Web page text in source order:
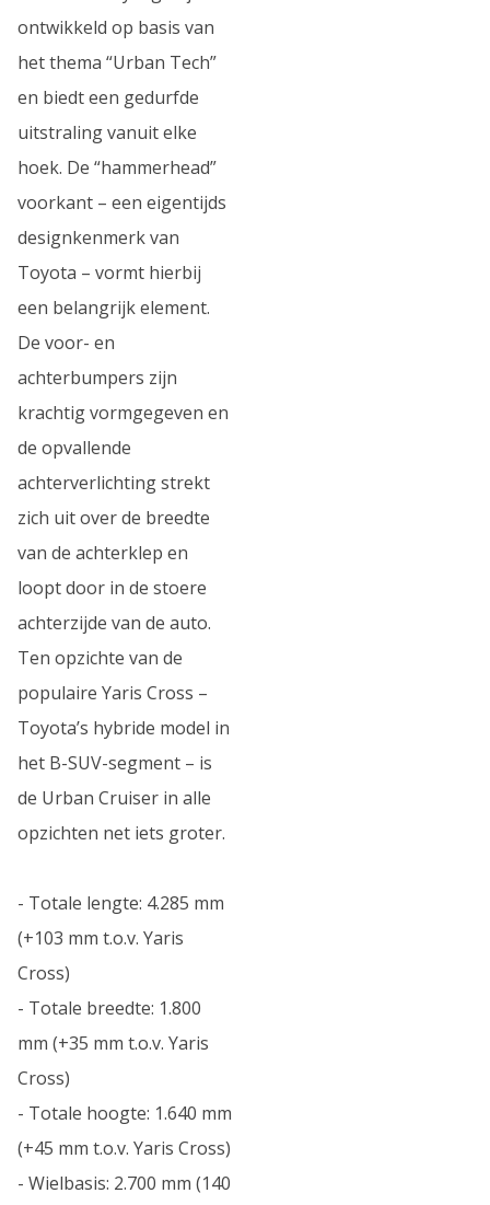
ontwikkeld op basis van
het thema “Urban Tech”
en biedt een gedurfde
uitstraling vanuit elke
hoek. De “hammerhead”
voorkant – een eigentijds
designkenmerk van
Toyota – vormt hierbij
een belangrijk element.
De voor- en
achterbumpers zijn
krachtig vormgegeven en
de opvallende
achterverlichting strekt
zich uit over de breedte
van de achterklep en
loopt door in de stoere
achterzijde van de auto.
Ten opzichte van de
populaire Yaris Cross –
Toyota’s hybride model in
het B-SUV-segment – is
de Urban Cruiser in alle
opzichten net iets groter.
- Totale lengte: 4.285 mm
(+103 mm t.o.v. Yaris
Cross)
- Totale breedte: 1.800
mm (+35 mm t.o.v. Yaris
Cross)
- Totale hoogte: 1.640 mm
(+45 mm t.o.v. Yaris Cross)
- Wielbasis: 2.700 mm (140